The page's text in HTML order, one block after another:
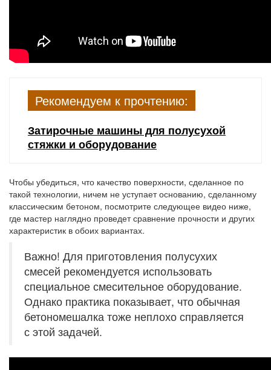
Рекомендуем к прочтению:
Затирочные машины для полусухой
стяжки и оборудование
Чтобы убедиться, что качество поверхности, сделанное по
такой технологии, ничем не уступает основанию, сделанному
классическим бетоном, посмотрите следующее видео ниже,
где мастер наглядно проведет сравнение прочности и других
характеристик в обоих вариантах.
Важно! Для приготовления полусухих
смесей рекомендуется использовать
специальное смесительное оборудование.
Однако практика показывает, что обычная
бетономешалка тоже неплохо справляется
с этой задачей.